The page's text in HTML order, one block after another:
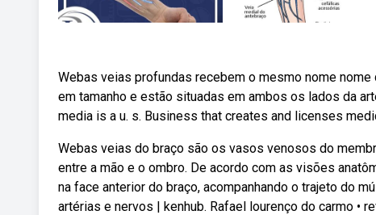
Webas veias profundas recebem o mesmo nome
em tamanho e estão situadas em ambos os lados da
media is a u. s. Business that creates and licenses
Webas veias do braço são os vasos venosos do
entre a mão e o ombro. De acordo com as visões
na face anterior do braço, acompanhando o trajeto do
artérias e nervos | kenhub. Rafael lourenço do carmo •